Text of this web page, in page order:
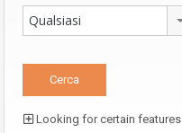
Qualsiasi
Looking for certain features